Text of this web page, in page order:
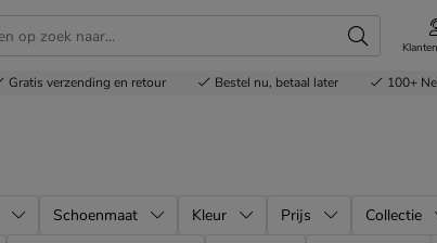
Gratis verzending en retour Bestel nu, betaal later 100+
Schoenmaat Kleur Prijs Collectie